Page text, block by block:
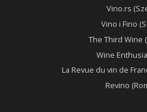
Vino.rs
Vino i Fino
The Third Wine
Wine
La Revue du vin de
Revino